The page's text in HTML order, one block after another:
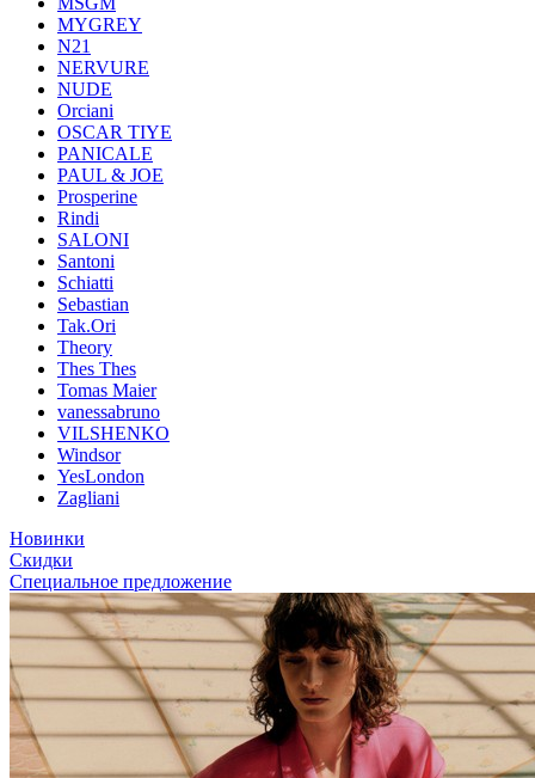
MYGREY
N21
NERVURE
NUDE
Orciani
OSCAR TIYE
PANICALE
PAUL & JOE
Prosperine
Rindi
SALONI
Santoni
Schiatti
Sebastian
Tak.Ori
Theory
Thes Thes
Tomas Maier
vanessabruno
VILSHENKO
Windsor
YesLondon
Zagliani
Новинки
Скидки
Специальное предложение